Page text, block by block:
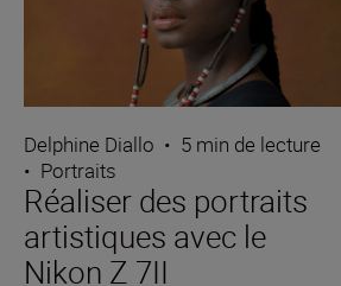
Delphine Diallo • 5 min de lecture
• Portraits
Réaliser des portraits
artistiques avec le
Nikon Z 7II